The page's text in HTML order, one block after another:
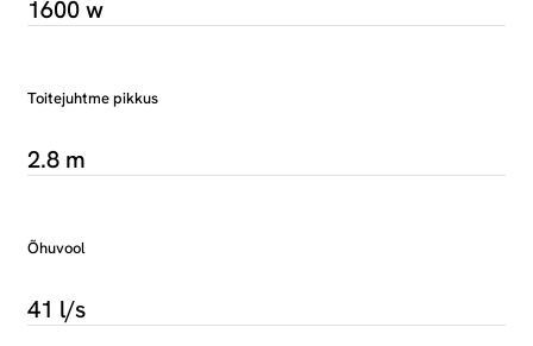
1600 w
Toitejuhtme pikkus
2.8 m
Õhuvool
41 l/s